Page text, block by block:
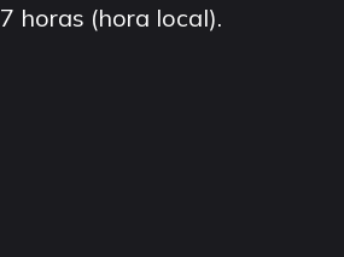
horas (hora local).